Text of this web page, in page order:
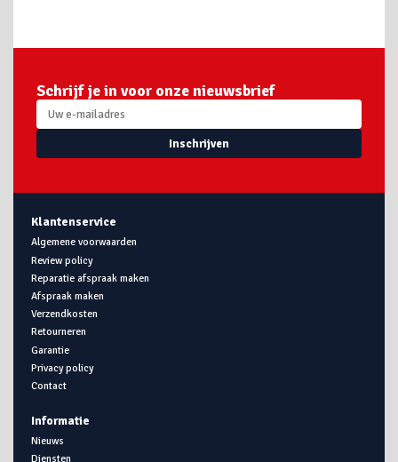
Schrijf je in voor onze nieuwsbrief
Inschrijven
Klantenservice
Algemene voorwaarden
Review policy
Reparatie afspraak maken
Afspraak maken
Verzendkosten
Retourneren
Garantie
Privacy policy
Contact
Informatie
Nieuws
Diensten